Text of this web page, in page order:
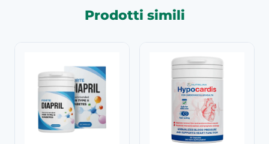
Prodotti simili